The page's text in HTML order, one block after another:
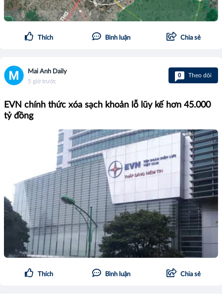
Thích Bình luận Chia sẻ
Mai Anh Daily
5 giờ trước
0 Theo dõi
EVN chính thức xóa sạch khoản lỗ lũy kế hơn 45.000
tỷ đồng
Thích Bình luận Chia sẻ